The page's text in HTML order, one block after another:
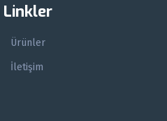
Linkler
Ürünler
İletişim